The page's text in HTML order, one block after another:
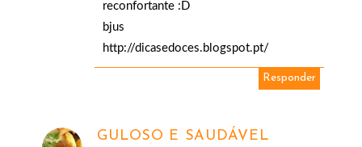
reconfortante :D
bjus
http://dicasedoces.blogspot.pt/
Responder
GULOSO E SAUDÁVEL